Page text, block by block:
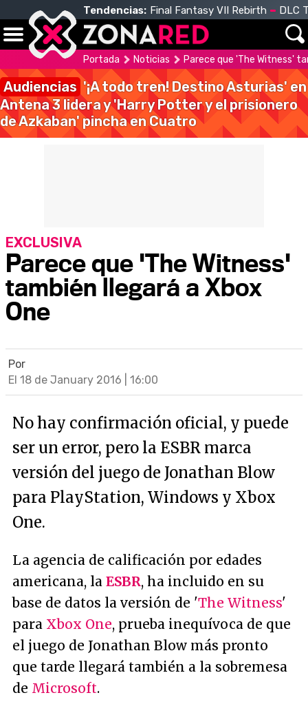
Tendencias: Final Fantasy VII Rebirth DLC
Portada Noticias Parece que 'The Witness'
Audiencias '¡A todo tren! Destino Asturias' en
Antena 3 lidera y 'Harry Potter y el prisionero
de Azkaban' pincha en Cuatro
Parece que 'The Witness'
también llegará a Xbox
One
EXCLUSIVA
Por
El 18 de January 2016 | 16:00
No hay confirmación oficial, y puede
ser un error, pero la ESBR marca
versión del juego de Jonathan Blow
para PlayStation, Windows y Xbox
One.
La agencia de calificación por edades
americana, la ESBR, ha incluido en su
base de datos la versión de 'The Witness'
para Xbox One, prueba inequívoca de que
el juego de Jonathan Blow más pronto
que tarde llegará también a la sobremesa
de Microsoft.